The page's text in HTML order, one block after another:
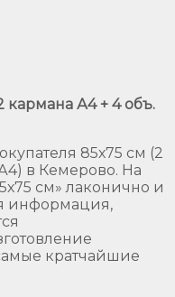
кармана А4 + 4 объ.
85х75 см (2
в Кемерово. На
см» лаконично и
информация,
кратчайшие